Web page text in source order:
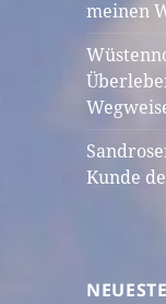
meinen
Kunde